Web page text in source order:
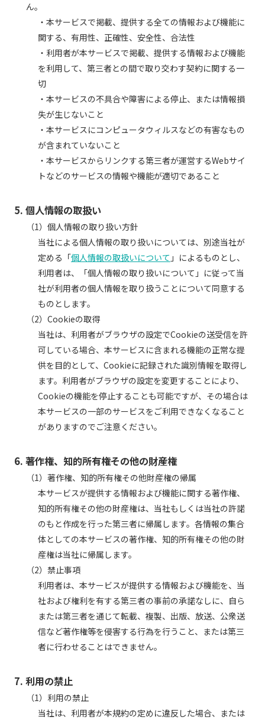
ん。
・本サービスで掲載、提供する全ての情報および機能に
関する、有用性、正確性、安全性、合法性
・利用者が本サービスで掲載、提供する情報および機能
を利用して、第三者との間で取り交わす契約に関する一
切
・本サービスの不具合や障害による停止、または情報損
失が生じないこと
・本サービスにコンピュータウィルスなどの有害なもの
が含まれていないこと
・本サービスからリンクする第三者が運営するWebサイ
トなどのサービスの情報や機能が適切であること
5. 個人情報の取扱い
（1）個人情報の取り扱い方針
当社による個人情報の取り扱いについては、別途当社が
定める「個人情報の取扱いについて 」によるものとし、
利用者は、「個人情報の取り扱いについて」に従って当
社が利用者の個人情報を取り扱うことについて同意する
ものとします。
（2）Cookieの取得
当社は、利用者がブラウザの設定でCookieの送受信を許
可している場合、本サービスに含まれる機能の正常な提
供を目的として、Cookieに記録された識別情報を取得し
ます。利用者がブラウザの設定を変更することにより、
Cookieの機能を停止することも可能ですが、その場合は
本サービスの一部のサービスをご利用できなくなること
がありますのでご注意ください。
6. 著作権、知的所有権その他の財産権
（1）著作権、知的所有権その他財産権の帰属
本サービスが提供する情報および機能に関する著作権、
知的所有権その他の財産権は、当社もしくは当社の許諾
のもと作成を行った第三者に帰属します。各情報の集合
体としての本サービスの著作権、知的所有権その他の財
産権は当社に帰属します。
（2）禁止事項
利用者は、本サービスが提供する情報および機能を、当
社および権利を有する第三者の事前の承諾なしに、自ら
または第三者を通じて転載、複製、出版、放送、公衆送
信など著作権等を侵害する行為を行うこと、または第三
者に行わせることはできません。
7. 利用の禁止
（1）利用の禁止
当社は、利用者が本規約の定めに違反した場合、または